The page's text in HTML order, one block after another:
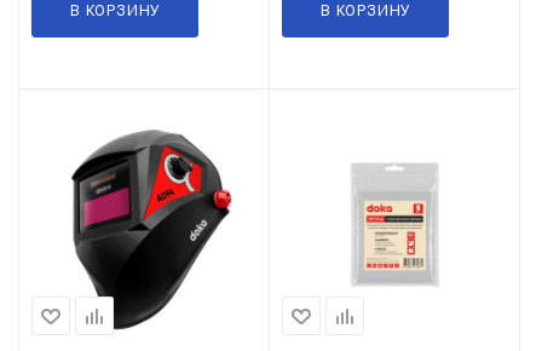
В КОРЗИНУ В КОРЗИНУ